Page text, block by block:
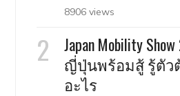
8906 views
Japan Mobility
ญี่ปุ่นพร้อมสู้ รู้ตัว
อะไร